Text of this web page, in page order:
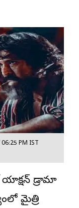
PM IST
యాక్షన్ డ్రామా
మైత్రి